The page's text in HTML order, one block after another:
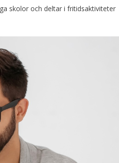
skolor och deltar i fritidsaktiviteter